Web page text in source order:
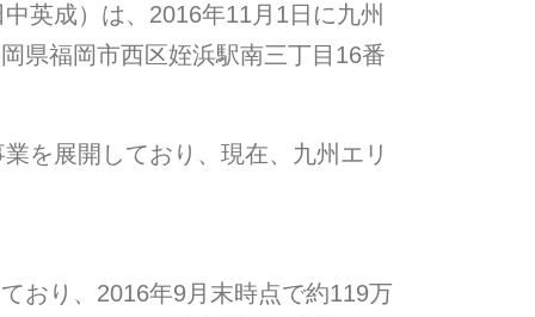
英成）は、2016年11月1日に九州
岡県福岡市西区姪浜駅南三丁目16番
を展開しており、現在、九州エリ
おり、2016年9月末時点で約119万